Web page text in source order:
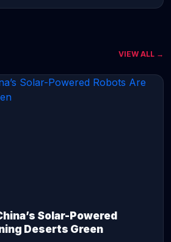
VIEW ALL →
Solar-Powered
Deserts Green